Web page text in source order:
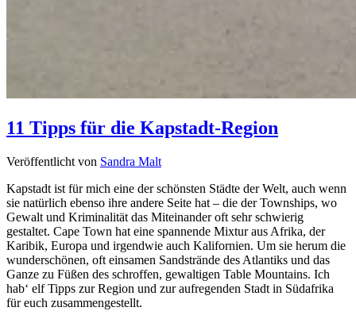
11 Tipps für die Kapstadt-Region
Veröffentlicht von Sandra Malt
Kapstadt ist für mich eine der schönsten Städte der Welt, auch wenn
sie natürlich ebenso ihre andere Seite hat – die der Townships, wo
Gewalt und Kriminalität das Miteinander oft sehr schwierig
gestaltet. Cape Town hat eine spannende Mixtur aus Afrika, der
Karibik, Europa und irgendwie auch Kalifornien. Um sie herum die
wunderschönen, oft einsamen Sandstrände des Atlantiks und das
Ganze zu Füßen des schroffen, gewaltigen Table Mountains. Ich
hab‘ elf Tipps zur Region und zur aufregenden Stadt in Südafrika
für euch zusammengestellt.